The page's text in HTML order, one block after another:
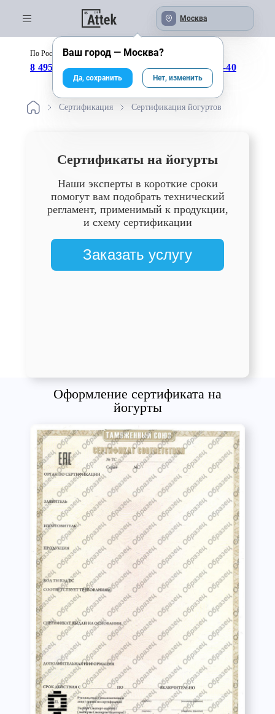
Москва
По России бесплатно:
8 495 246-04-43 8 800 333-25-40
Сертификация Сертификация йогуртов
Сертификаты на йогурты
Наши эксперты в короткие сроки
помогут вам подобрать технический
регламент, применимый к продукции,
и схему сертификации
Заказать услугу
Оформление сертификата на
йогурты
Ваш город — Москва?
Да, сохранить Нет, изменить